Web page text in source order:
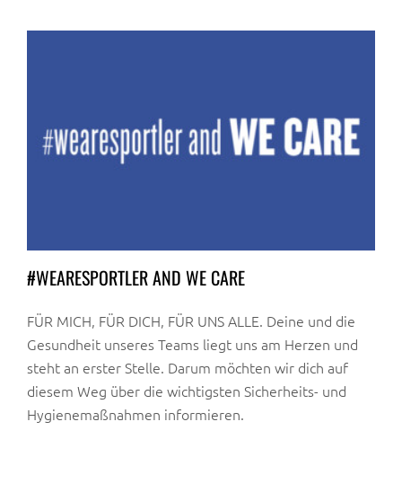
#WEARESPORTLER AND WE CARE
FÜR MICH, FÜR DICH, FÜR UNS ALLE. Deine und die
Gesundheit unseres Teams liegt uns am Herzen und
steht an erster Stelle. Darum möchten wir dich auf
diesem Weg über die wichtigsten Sicherheits- und
Hygienemaßnahmen informieren.